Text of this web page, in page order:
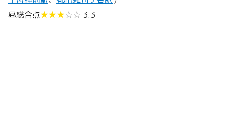
昼総合点★★★☆☆ 3.3